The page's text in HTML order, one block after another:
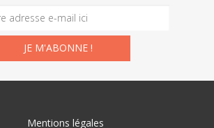
Mentions légales